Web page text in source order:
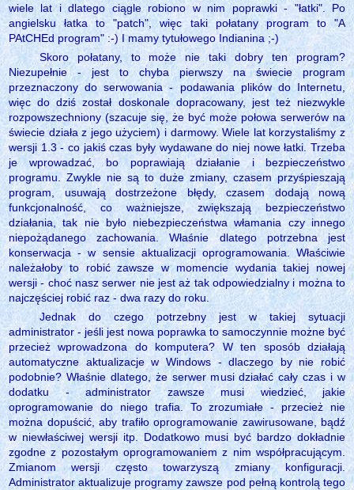
wiele lat i dlatego ciągle robiono w nim poprawki - "łatki". Po
angielsku łatka to "patch", więc taki połatany program to "A
PAtCHEd program" :-) I mamy tytułowego Indianina ;-)
Skoro połatany, to może nie taki dobry ten program?
Niezupełnie - jest to chyba pierwszy na świecie program
przeznaczony do serwowania - podawania plików do Internetu,
więc do dziś został doskonale dopracowany, jest też niezwykle
rozpowszechniony (szacuje się, że być może połowa serwerów na
świecie działa z jego użyciem) i darmowy. Wiele lat korzystaliśmy z
wersji 1.3 - co jakiś czas były wydawane do niej nowe łatki. Trzeba
je wprowadzać, bo poprawiają działanie i bezpieczeństwo
programu. Zwykle nie są to duże zmiany, czasem przyśpieszają
program, usuwają dostrzeżone błędy, czasem dodają nową
funkcjonalność, co ważniejsze, zwiększają bezpieczeństwo
działania, tak nie było niebezpieczeństwa włamania czy innego
niepożądanego zachowania. Właśnie dlatego potrzebna jest
konserwacja - w sensie aktualizacji oprogramowania. Właściwie
należałoby to robić zawsze w momencie wydania takiej nowej
wersji - choć nasz serwer nie jest aż tak odpowiedzialny i można to
najczęściej robić raz - dwa razy do roku.
Jednak do czego potrzebny jest w takiej sytuacji
administrator - jeśli jest nowa poprawka to samoczynnie możne być
przecież wprowadzona do komputera? W ten sposób działają
automatyczne aktualizacje w Windows - dlaczego by nie robić
podobnie? Właśnie dlatego, że serwer musi działać cały czas i w
dodatku - administrator zawsze musi wiedzieć, jakie
oprogramowanie do niego trafia. To zrozumiałe - przecież nie
można dopuścić, aby trafiło oprogramowanie zawirusowane, bądź
w niewłaściwej wersji itp. Dodatkowo musi być bardzo dokładnie
zgodne z pozostałym oprogramowaniem z nim współpracującym.
Zmianom wersji często towarzyszą zmiany konfiguracji.
Administrator aktualizuje programy zawsze pod pełną kontrolą tego